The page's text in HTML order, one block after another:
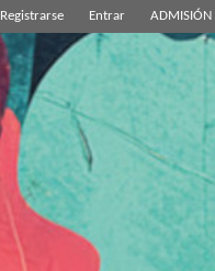
Registrarse Entrar ADMISIÓN